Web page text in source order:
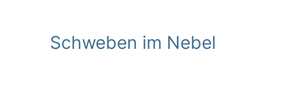
Schweben im Nebel